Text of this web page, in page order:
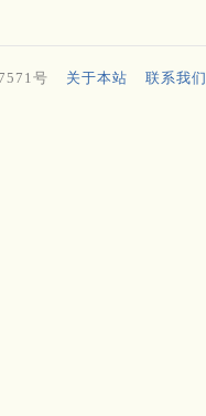
号 关于本站 联系我们